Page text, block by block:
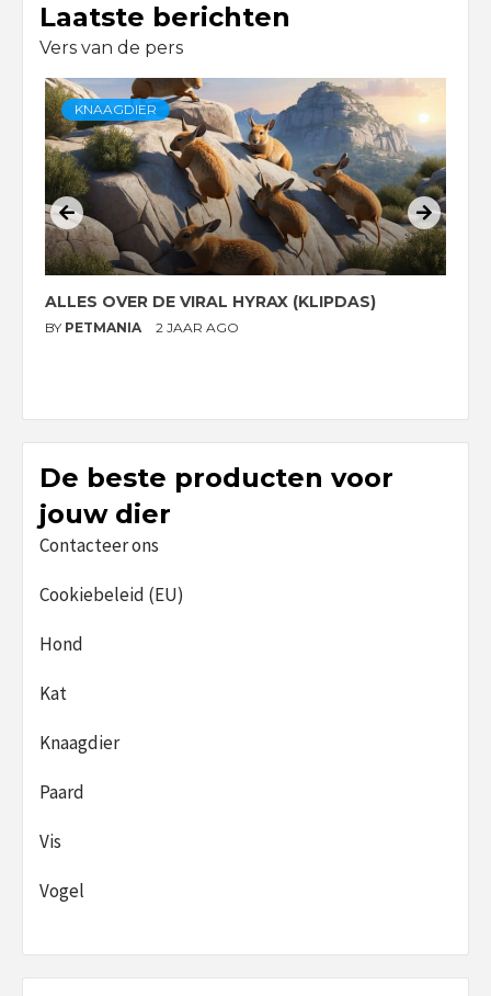
Laatste berichten
Vers van de pers
KNAAGDIER
ALLES OVER DE VIRAL HYRAX (KLIPDAS)
BY PETMANIA 2 JAAR AGO
De beste producten voor
jouw dier
Contacteer ons
Cookiebeleid (EU)
Hond
Kat
Knaagdier
Paard
Vis
Vogel